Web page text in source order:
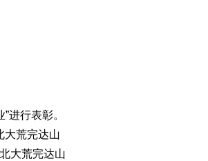
进行表彰。
大荒完达山
大荒完达山